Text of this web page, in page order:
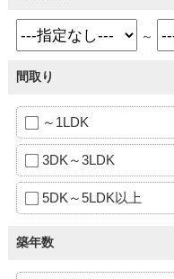
～
間取り
～1LDK
3DK～3LDK
5DK～5LDK以上
築年数